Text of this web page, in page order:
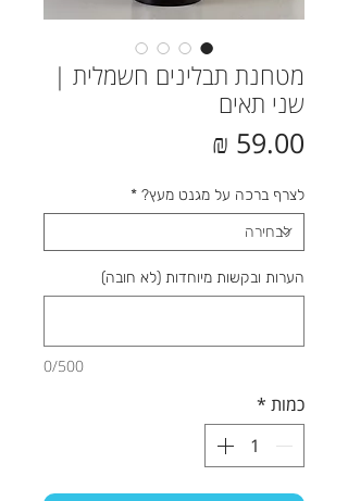
מטחנת תבלינים חשמלית |
שני תאים
לצרף ברכה על מגנט מעץ? *
הערות ובקשות מיוחדות (לא חובה)
0/500
כמות *